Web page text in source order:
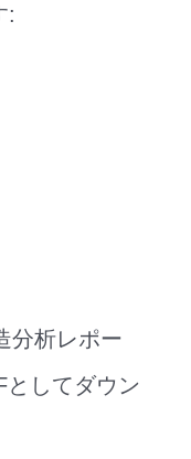
:
分析レポー
としてダウン